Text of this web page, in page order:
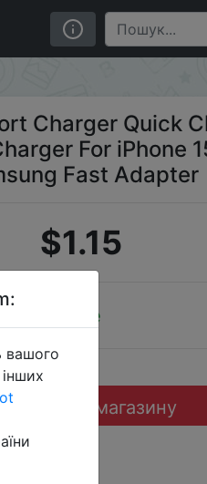
15 Pro Max Xiaomi
Charger Quick
For iPhone
Fast Adapter
$1.15
Sale
до магазину
вашого